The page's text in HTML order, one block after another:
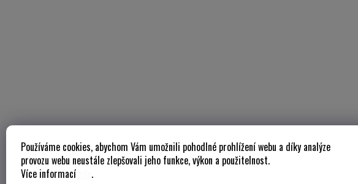
Používáme cookies, abychom Vám umožnili pohodlné prohlížení webu a díky analýze
provozu webu neustále zlepšovali jeho funkce, výkon a použitelnost.
Více informací
.